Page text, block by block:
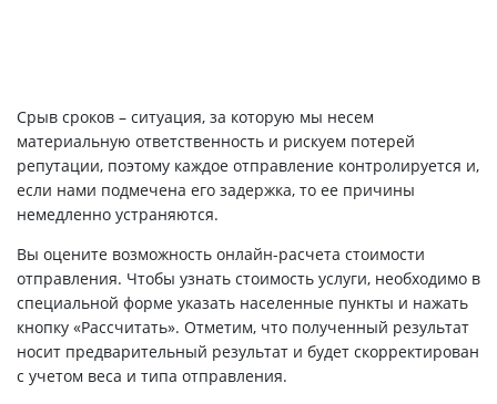
Срыв сроков – ситуация, за которую мы несем
материальную ответственность и рискуем потерей
репутации, поэтому каждое отправление контролируется и,
если нами подмечена его задержка, то ее причины
немедленно устраняются.
Вы оцените возможность онлайн-расчета стоимости
отправления. Чтобы узнать стоимость услуги, необходимо в
специальной форме указать населенные пункты и нажать
кнопку «Рассчитать». Отметим, что полученный результат
носит предварительный результат и будет скорректирован
с учетом веса и типа отправления.